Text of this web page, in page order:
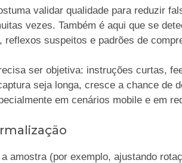
validar qualidade para reduzir
vezes. Também é aqui que se
suspeitos e padrões de
ser objetiva: instruções curtas,
seja longa, cresce a chance de
em cenários mobile e em
amostra (por exemplo, ajustando